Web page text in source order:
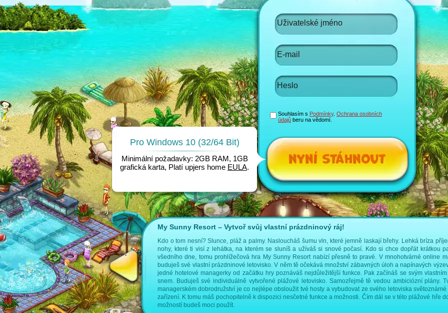
následujících stranách:
hry
managerské hry
My Sunny Resort – Vytvoř svůj vlastní prázdninový ráj!
Kdo o tom nesní? Slunce, pláž a palmy. Nasloucháš šumu vln, které jemně laskají břehy. Lehká bríza
nohy, které ti visí z lehátka, na kterém se sluníš a užíváš si snové počasí. Kdo si chce dopřát krátkou
všedního dne, tomu prohlížečová hra My Sunny Resort nabízí přesně to pravé. V mnohotvárné online
buduješ své vlastní prázdninové letovisko. V něm tě očekává množství zábavných úloh a napínavých
jedné hotelové managerky od začátku hry poznáváš nejdůležitější funkce. Pak začínáš se svým
snem. Buduješ své individuálně vytvořené plážové letovisko. Samozřejmě tě vedou ambiciózní plány.
managerském dobrodružství je co nejlépe obsloužit tvé hosty a vybudovat ze svého letoviska
zařízení. K tomu máš pochopitelně k dispozici nesčetné funkce a možnosti. Čím dál se v této plážové hře
možností budeš moci použít.
Souhlasím s Podmínky. Ochrana osobních
údajůberu na vědomí.
Pro Windows 10 (32/64 Bit)
Minimální požadavky: 2GB RAM, 1GB
grafická karta, Platí upjers home EULA.